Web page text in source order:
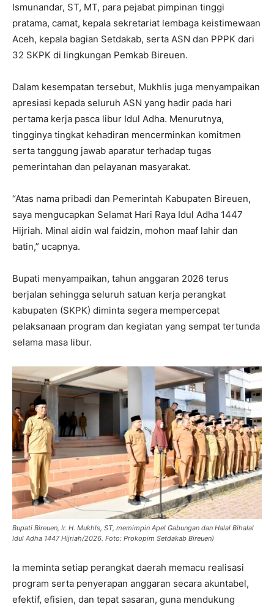
Ismunandar, ST, MT, para pejabat pimpinan tinggi
pratama, camat, kepala sekretariat lembaga keistimewaan
Aceh, kepala bagian Setdakab, serta ASN dan PPPK dari
32 SKPK di lingkungan Pemkab Bireuen.
Dalam kesempatan tersebut, Mukhlis juga menyampaikan
apresiasi kepada seluruh ASN yang hadir pada hari
pertama kerja pasca libur Idul Adha. Menurutnya,
tingginya tingkat kehadiran mencerminkan komitmen
serta tanggung jawab aparatur terhadap tugas
pemerintahan dan pelayanan masyarakat.
“Atas nama pribadi dan Pemerintah Kabupaten Bireuen,
saya mengucapkan Selamat Hari Raya Idul Adha 1447
Hijriah. Minal aidin wal faidzin, mohon maaf lahir dan
batin,” ucapnya.
Bupati menyampaikan, tahun anggaran 2026 terus
berjalan sehingga seluruh satuan kerja perangkat
kabupaten (SKPK) diminta segera mempercepat
pelaksanaan program dan kegiatan yang sempat tertunda
selama masa libur.
Bupati Bireuen, Ir. H. Mukhls, ST, memimpin Apel Gabungan dan Halal Bihalal
Idul Adha 1447 Hijriah/2026. Foto: Prokopim Setdakab Bireuen)
Ia meminta setiap perangkat daerah memacu realisasi
program serta penyerapan anggaran secara akuntabel,
efektif, efisien, dan tepat sasaran, guna mendukung